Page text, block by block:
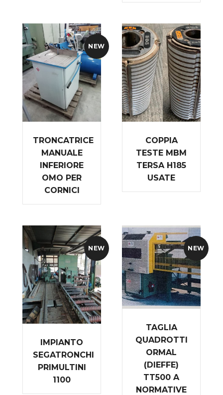
NEW
TRONCATRICE
MANUALE
INFERIORE
OMO PER
CORNICI
COPPIA
TESTE MBM
TERSA H185
USATE
NEW
IMPIANTO
SEGATRONCHI
PRIMULTINI
1100
NEW
TAGLIA
QUADROTTI
ORMAL
(DIEFFE)
TT500 A
NORMATIVE